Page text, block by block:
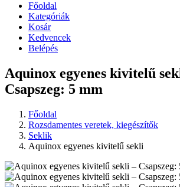
Főoldal
Kategóriák
Kosár
Kedvencek
Belépés
Aquinox egyenes kivitelű
Csapszeg: 5 mm
Főoldal
Rozsdamentes veretek, kiegészítők
Seklik
Aquinox egyenes kivitelű sekli